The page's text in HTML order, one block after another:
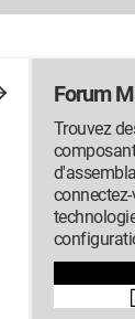
Forum
Trouvez